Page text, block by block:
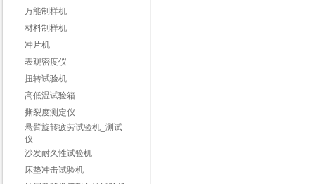
万能制样机
材料制样机
冲片机
表观密度仪
扭转试验机
高低温试验箱
撕裂度测定仪
悬臂旋转疲劳试验机_测试
仪
沙发耐久性试验机
床垫冲击试验机